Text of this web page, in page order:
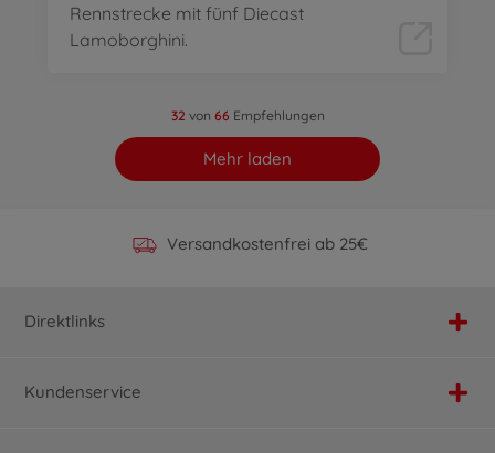
Rennstrecke mit fünf Diecast
Lamoborghini.
32 von 66 Empfehlungen
Mehr laden
Offizieller Hersteller Shop
Persönlicher Service
Versandkostenfrei ab 25€
Schnelle Lieferung
Direktlinks
Kundenservice